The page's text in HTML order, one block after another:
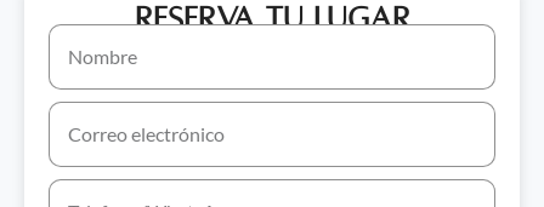
Reserva tu lugar